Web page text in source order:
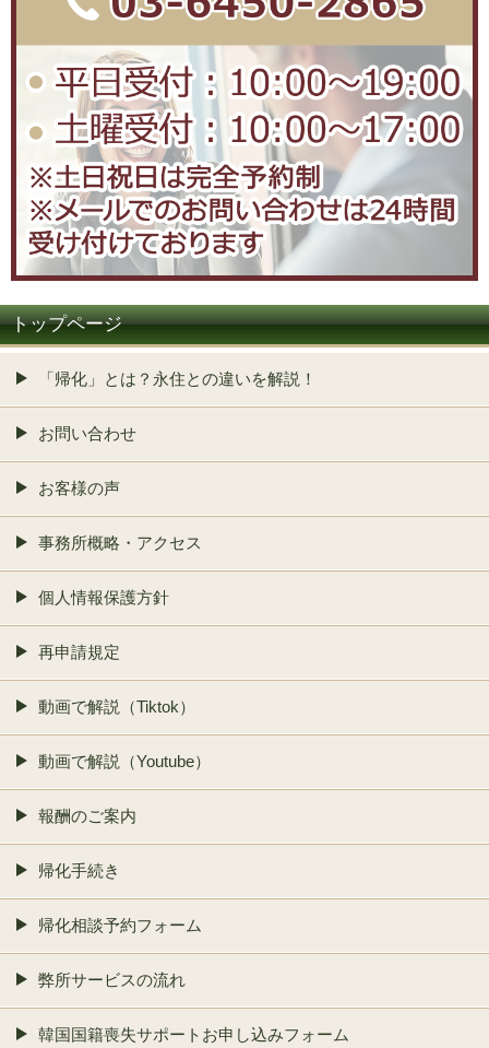
トップページ
「帰化」とは？永住との違いを解説！
お問い合わせ
お客様の声
事務所概略・アクセス
個人情報保護方針
再申請規定
動画で解説（Tiktok）
動画で解説（Youtube）
報酬のご案内
帰化手続き
帰化相談予約フォーム
弊所サービスの流れ
韓国国籍喪失サポートお申し込みフォーム